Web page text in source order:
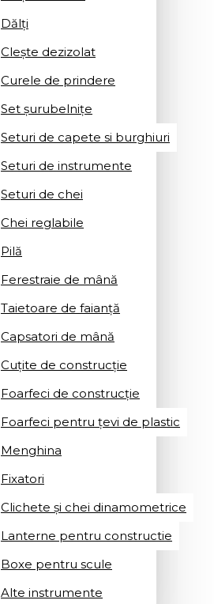
Dălți
Clește dezizolat
Curele de prindere
Set șurubelnițe
Seturi de capete si burghiuri
Seturi de instrumente
Seturi de chei
Chei reglabile
Pilă
Ferestraie de mână
Taietoare de faianță
Capsatori de mână
Cuțite de construcție
Foarfeci de construcție
Foarfeci pentru țevi de plastic
Menghina
Fixatori
Clichete și chei dinamometrice
Lanterne pentru constructie
Boxe pentru scule
Alte instrumente